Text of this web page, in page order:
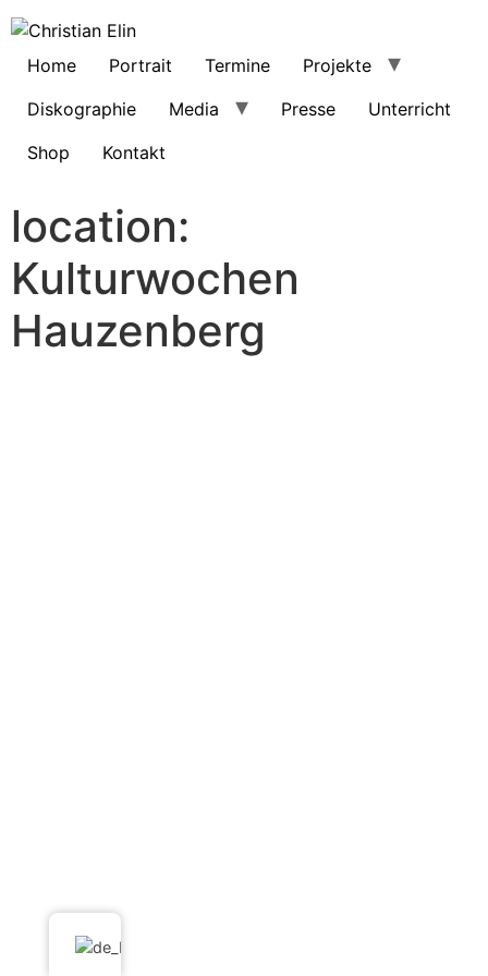
Home Portrait Termine
Projekte
Diskographie
Media Presse
Unterricht
Shop
Kontakt
location:
Kulturwochen
Hauzenberg